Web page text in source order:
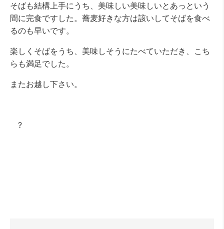
そばも結構上手にうち、美味しい美味しいとあっという
間に完食ですした。蕎麦好きな方は該いしてそばを食べ
るのも早いです。
楽しくそばをうち、美味しそうにたべていただき、こち
らも満足でした。
またお越し下さい。
?